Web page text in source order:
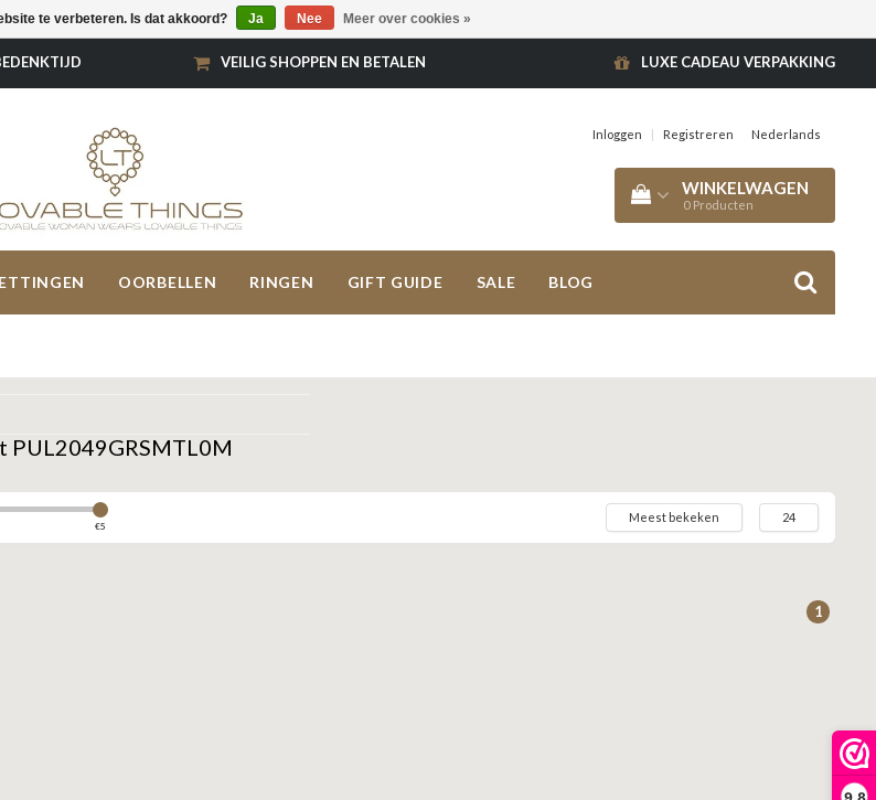
9,8
VEILIG SHOPPEN EN BETALEN LUXE CADEAU VERPAKKING
Inloggen | Registreren Nederlands
WINKELWAGEN
0 Producten
OORBELLEN RINGEN GIFT GUIDE SALE BLOG
PUL2049GRSMTL0M
€5
Meest bekeken 24
1
te verbeteren. Is dat akkoord? Ja Nee Meer over cookies »